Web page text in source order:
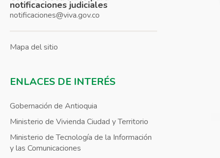
notificaciones judiciales
notificaciones@viva.gov.co
Mapa del sitio
ENLACES DE INTERÉS
Gobernación de Antioquia
Ministerio de Vivienda Ciudad y Territorio
Ministerio de Tecnología de la Información
y las Comunicaciones